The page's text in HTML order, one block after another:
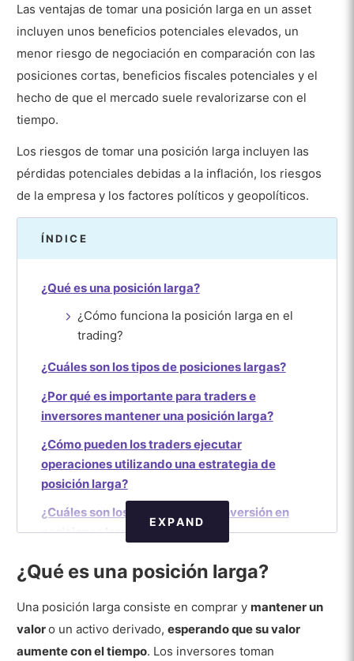
Las ventajas de tomar una posición larga en un asset
incluyen unos beneficios potenciales elevados, un
menor riesgo de negociación en comparación con las
posiciones cortas, beneficios fiscales potenciales y el
hecho de que el mercado suele revalorizarse con el
tiempo.
Los riesgos de tomar una posición larga incluyen las
pérdidas potenciales debidas a la inflación, los riesgos
de la empresa y los factores políticos y geopolíticos.
ÍNDICE
¿Qué es una posición larga?
¿Cómo funciona la posición larga en el
trading?
¿Cuáles son los tipos de posiciones largas?
¿Por qué es importante para traders e
inversores mantener una posición larga?
¿Cómo pueden los traders ejecutar
operaciones utilizando una estrategia de
posición larga?
¿Cuáles son los principios de la inversión en
posiciones largas?
¿En qué se diferencia una posición larga
de una posición corta a la hora de operar
en distintos mercados?
¿Qué ventajas ofrece tomar una posición larga
en los escenarios de negociación?
EXPAND
¿Qué es una posición larga?
Una posición larga consiste en comprar y mantener un
valoro un activo derivado,esperando que su valor
aumente con el tiempo. Los inversores toman